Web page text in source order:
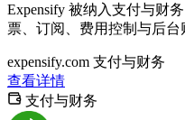
Expensify 被纳入支付与财
票、订阅、费用控制与后台
expensify.com 支付与财务
查看详情
支付与财务